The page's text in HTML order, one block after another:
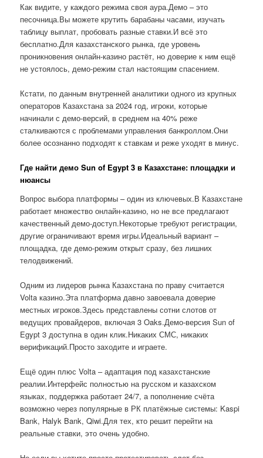
Как видите, у каждого режима своя аура.Демо – это
песочница.Вы можете крутить барабаны часами, изучать
таблицу выплат, пробовать разные ставки.И всё это
бесплатно.Для казахстанского рынка, где уровень
проникновения онлайн-казино растёт, но доверие к ним ещё
не устоялось, демо-режим стал настоящим спасением.
Кстати, по данным внутренней аналитики одного из крупных
операторов Казахстана за 2024 год, игроки, которые
начинали с демо-версий, в среднем на 40% реже
сталкиваются с проблемами управления банкроллом.Они
более осознанно подходят к ставкам и реже уходят в минус.
Где найти демо Sun of Egypt 3 в Казахстане: площадки и
нюансы
Вопрос выбора платформы – один из ключевых.В Казахстане
работает множество онлайн-казино, но не все предлагают
качественный демо-доступ.Некоторые требуют регистрации,
другие ограничивают время игры.Идеальный вариант –
площадка, где демо-режим открыт сразу, без лишних
телодвижений.
Одним из лидеров рынка Казахстана по праву считается
Volta казино.Эта платформа давно завоевала доверие
местных игроков.Здесь представлены сотни слотов от
ведущих провайдеров, включая 3 Oaks.Демо-версия Sun of
Egypt 3 доступна в один клик.Никаких СМС, никаких
верификаций.Просто заходите и играете.
Ещё один плюс Volta – адаптация под казахстанские
реалии.Интерфейс полностью на русском и казахском
языках, поддержка работает 24/7, а пополнение счёта
возможно через популярные в РК платёжные системы: Kaspi
Bank, Halyk Bank, Qiwi.Для тех, кто решит перейти на
реальные ставки, это очень удобно.